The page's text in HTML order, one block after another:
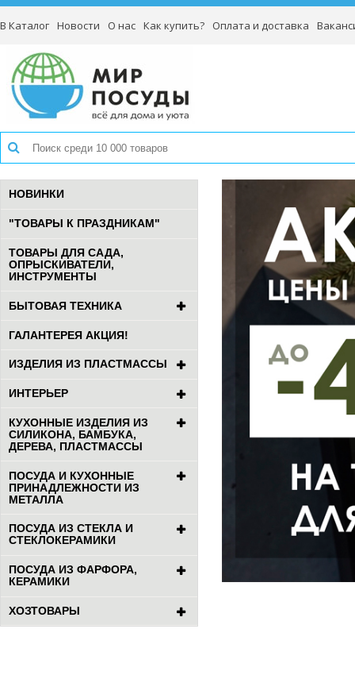
В Каталог Новости О нас Как купить? Оплата и доставка
НОВИНКИ
"ТОВАРЫ К ПРАЗДНИКАМ"
ТОВАРЫ ДЛЯ САДА,
ОПРЫСКИВАТЕЛИ,
ИНСТРУМЕНТЫ
БЫТОВАЯ ТЕХНИКА
ГАЛАНТЕРЕЯ АКЦИЯ!
ИЗДЕЛИЯ ИЗ ПЛАСТМАССЫ
ИНТЕРЬЕР
КУХОННЫЕ ИЗДЕЛИЯ ИЗ
СИЛИКОНА, БАМБУКА,
ДЕРЕВА, ПЛАСТМАССЫ
ПОСУДА И КУХОННЫЕ
ПРИНАДЛЕЖНОСТИ ИЗ
МЕТАЛЛА
ПОСУДА ИЗ СТЕКЛА И
СТЕКЛОКЕРАМИКИ
ПОСУДА ИЗ ФАРФОРА,
КЕРАМИКИ
ХОЗТОВАРЫ